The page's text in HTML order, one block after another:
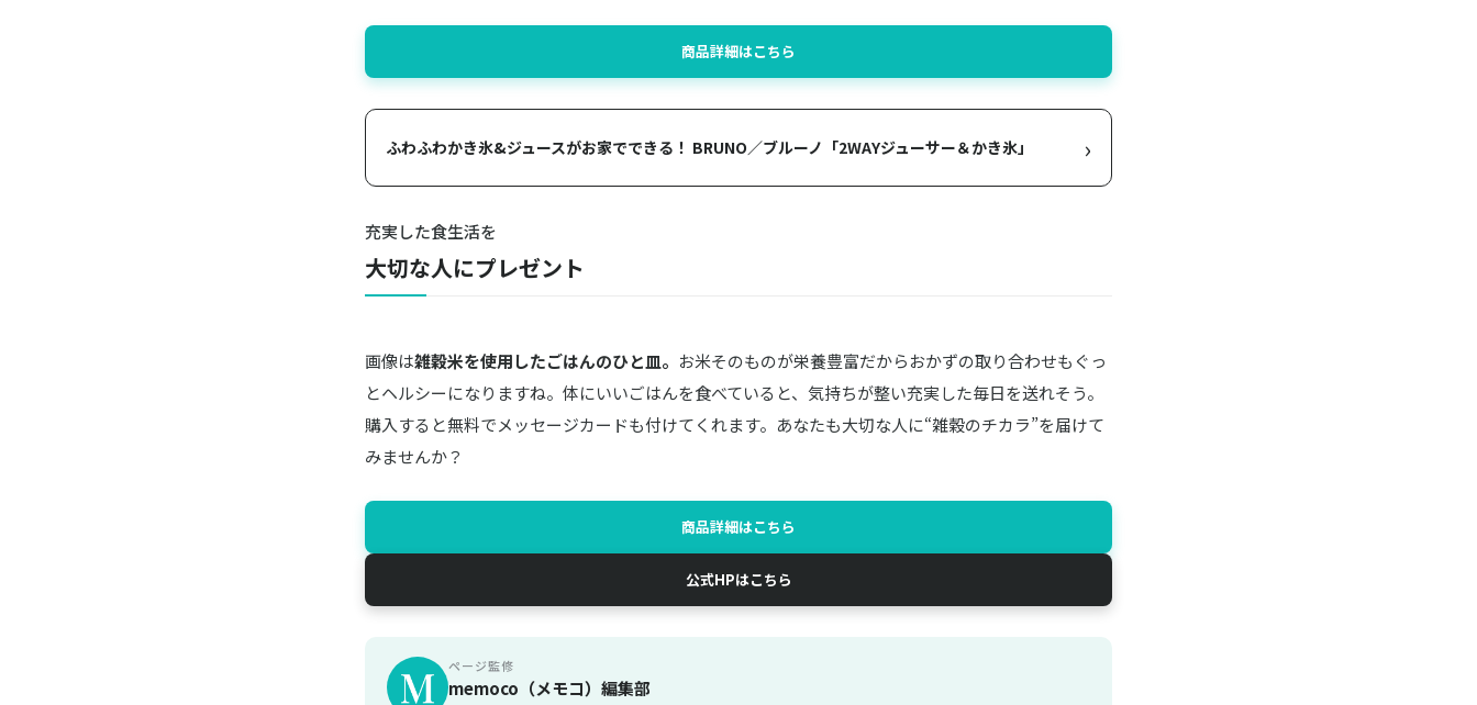
商品詳細はこちら
ふわふわかき氷&ジュースがお家でできる！ BRUNO／ブルーノ「2WAYジューサー＆かき氷」 ›
充実した食生活を
大切な人にプレゼント
画像は雑穀米を使用したごはんのひと皿。 お米そのものが栄養豊富だからおかずの取り合わせもぐっ
とヘルシーになりますね。体にいいごはんを食べていると、気持ちが整い充実した毎日を送れそう。
購入すると無料でメッセージカードも付けてくれます。あなたも大切な人に“雑穀のチカラ”を届けて
みませんか？
商品詳細はこちら
公式HPはこちら
ページ監修
memoco（メモコ）編集部